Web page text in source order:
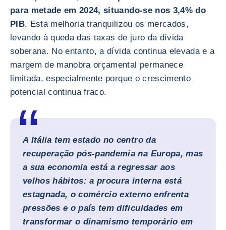
para metade em 2024, situando-se nos 3,4% do
PIB. Esta melhoria tranquilizou os mercados,
levando à queda das taxas de juro da dívida
soberana. No entanto, a dívida continua elevada e a
margem de manobra orçamental permanece
limitada, especialmente porque o crescimento
potencial continua fraco.
A Itália tem estado no centro da
recuperação pós-pandemia na Europa, mas
a sua economia está a regressar aos
velhos hábitos: a procura interna está
estagnada, o comércio externo enfrenta
pressões e o país tem dificuldades em
transformar o dinamismo temporário em